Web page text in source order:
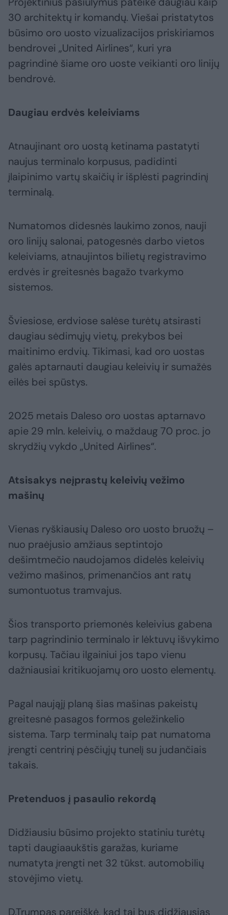
30 architektų ir komandų. Viešai pristatytos
būsimo oro uosto vizualizacijos priskiriamos
bendrovei „United Airlines“, kuri yra
pagrindinė šiame oro uoste veikianti oro linijų
bendrovė.
Daugiau erdvės keleiviams
Atnaujinant oro uostą ketinama pastatyti
naujus terminalo korpusus, padidinti
įlaipinimo vartų skaičių ir išplėsti pagrindinį
terminalą.
Numatomos didesnės laukimo zonos, nauji
oro linijų salonai, patogesnės darbo vietos
keleiviams, atnaujintos bilietų registravimo
erdvės ir greitesnės bagažo tvarkymo
sistemos.
Šviesiose, erdviose salėse turėtų atsirasti
daugiau sėdimųjų vietų, prekybos bei
maitinimo erdvių. Tikimasi, kad oro uostas
galės aptarnauti daugiau keleivių ir sumažės
eilės bei spūstys.
2025 metais Daleso oro uostas aptarnavo
apie 29 mln. keleivių, o maždaug 70 proc. jo
skrydžių vykdo „United Airlines“.
Atsisakys neįprastų keleivių vežimo
mašinų
Vienas ryškiausių Daleso oro uosto bruožų –
nuo praėjusio amžiaus septintojo
dešimtmečio naudojamos didelės keleivių
vežimo mašinos, primenančios ant ratų
sumontuotus tramvajus.
Šios transporto priemonės keleivius gabena
tarp pagrindinio terminalo ir lėktuvų išvykimo
korpusų. Tačiau ilgainiui jos tapo vienu
dažniausiai kritikuojamų oro uosto elementų.
Pagal naująjį planą šias mašinas pakeistų
greitesnė pasagos formos geležinkelio
sistema. Tarp terminalų taip pat numatoma
įrengti centrinį pėsčiųjų tunelį su judančiais
takais.
Pretenduos į pasaulio rekordą
Didžiausiu būsimo projekto statiniu turėtų
tapti daugiaaukštis garažas, kuriame
numatyta įrengti net 32 tūkst. automobilių
stovėjimo vietų.
D.Trumpas pareiškė, kad tai bus didžiausias